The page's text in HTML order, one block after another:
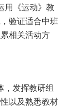
用《运动》教
验证适合中班
相关活动方
，发挥教研组
以及熟悉教材